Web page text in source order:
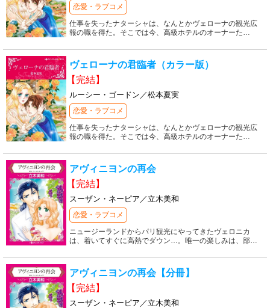
恋愛・ラブコメ
仕事を失ったナターシャは、なんとかヴェローナの観光広
報の職を得た。そこでは今、高級ホテルのオーナーた…
ヴェローナの君臨者（カラー版）
【完結】
ルーシー・ゴードン／松本夏実
恋愛・ラブコメ
仕事を失ったナターシャは、なんとかヴェローナの観光広
報の職を得た。そこでは今、高級ホテルのオーナーた…
アヴィニヨンの再会
【完結】
スーザン・ネーピア／立木美和
恋愛・ラブコメ
ニュージーランドからパリ観光にやってきたヴェロニカ
は、着いてすぐに高熱でダウン…。唯一の楽しみは、部…
アヴィニヨンの再会【分冊】
【完結】
スーザン・ネーピア／立木美和